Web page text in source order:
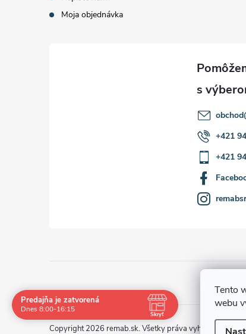
Tento
webu
Moja objednávka
obchod
+421
+421
Copyright 2026 remab.sk. Všetky práva vyhradené.
Predajňa je zatvorená
Dnes 8:00-16:15
Skryť
Navštívte nás osobne
Čas Pauza